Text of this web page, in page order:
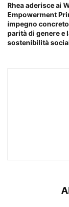
Rhea aderisce ai
Empowerment
impegno
parità di genere e
sostenibilità